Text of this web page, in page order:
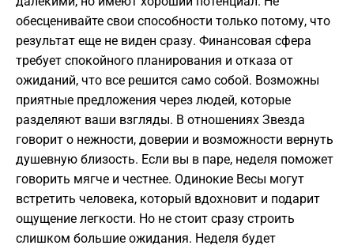
обесценивайте свои способности только потому, что
результат еще не виден сразу. Финансовая сфера
требует спокойного планирования и отказа от
ожиданий, что все решится само собой. Возможны
приятные предложения через людей, которые
разделяют ваши взгляды. В отношениях Звезда
говорит о нежности, доверии и возможности вернуть
душевную близость. Если вы в паре, неделя поможет
говорить мягче и честнее. Одинокие Весы могут
встретить человека, который вдохновит и подарит
ощущение легкости. Но не стоит сразу строить
слишком большие ожидания. Неделя будет